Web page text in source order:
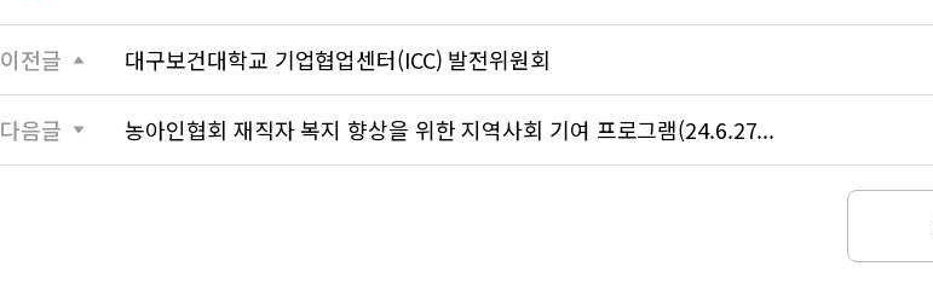
이전글 대구보건대학교 기업협업센터(ICC) 발전위원회
다음글 농아인협회 재직자 복지 향상을 위한 지역사회 기여 프로그램(24.6.27...